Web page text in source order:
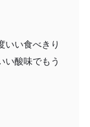
いい食べきり
い酸味でもう